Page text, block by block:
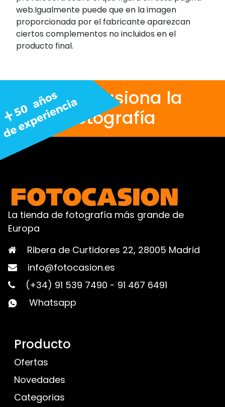
web.Igualmente puede que en la imagen
proporcionada por el fabricante aparezcan
ciertos complementos no incluidos en el
producto final.
Nos apasiona la
fotografía
La tienda de fotografía más grande de
Europa
Ribera de Curtidores 22, 28005 Madrid
info@fotocasion.es
(+34) 91 539 7490 - 91 467 6491
Whatsapp
Producto
Ofertas
Novedades
Categorias